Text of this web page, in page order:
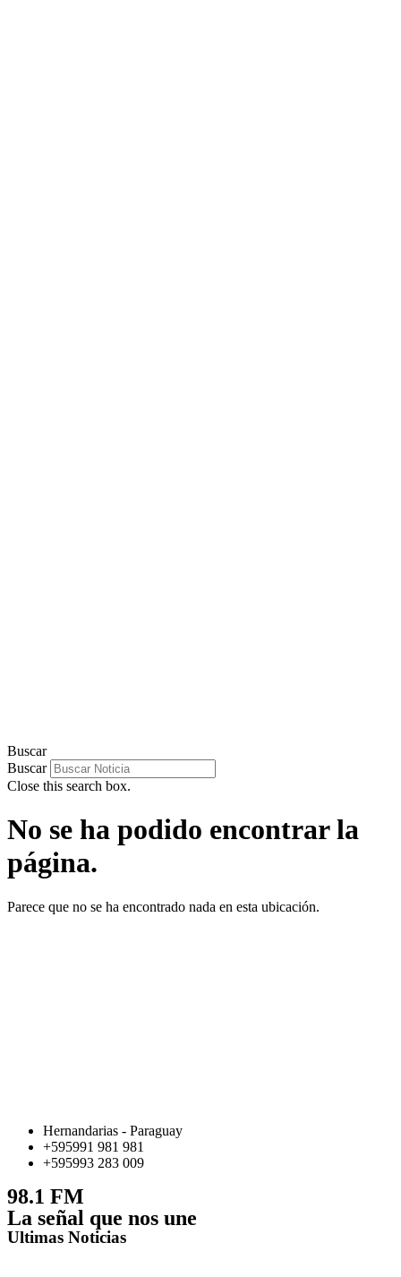
Buscar
Buscar
Close this search box.
No se ha podido encontrar la
página.
Parece que no se ha encontrado nada en esta ubicación.
Hernandarias - Paraguay
+595991 981 981
+595993 283 009
98.1 FM
La señal que nos une
Ultimas Noticias